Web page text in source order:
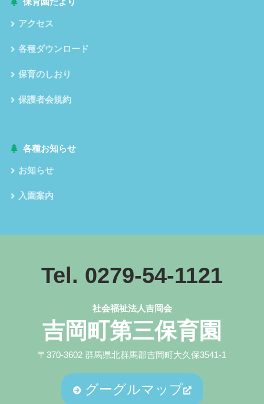
アクセス
各種ダウンロード
保育のしおり
保護者会規約
各種お知らせ
お知らせ
入園案内
Tel. 0279-54-1121
社会福祉法人吉岡会
吉岡町第三保育園
〒370-3602 群馬県北群馬郡吉岡町大久保3541-1
グーグルマップ